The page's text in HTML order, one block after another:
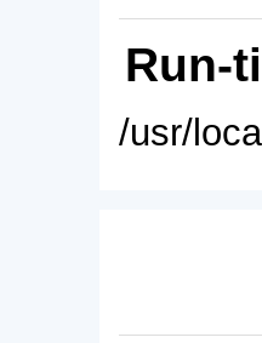
Run-
/usr/